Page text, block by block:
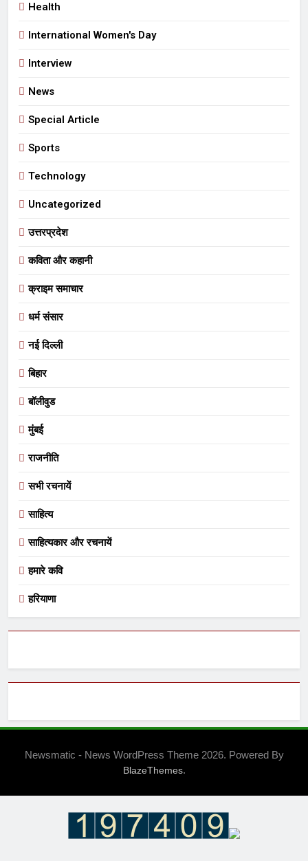
Health
International Women's Day
Interview
News
Special Article
Sports
Technology
Uncategorized
उत्तरप्रदेश
कविता और कहानी
क्राइम समाचार
धर्म संसार
नई दिल्ली
बिहार
बॉलीवुड
मुंबई
राजनीति
सभी रचनायें
साहित्य
साहित्यकार और रचनायें
हमारे कवि
हरियाणा
Newsmatic - News WordPress Theme 2026. Powered By
BlazeThemes.